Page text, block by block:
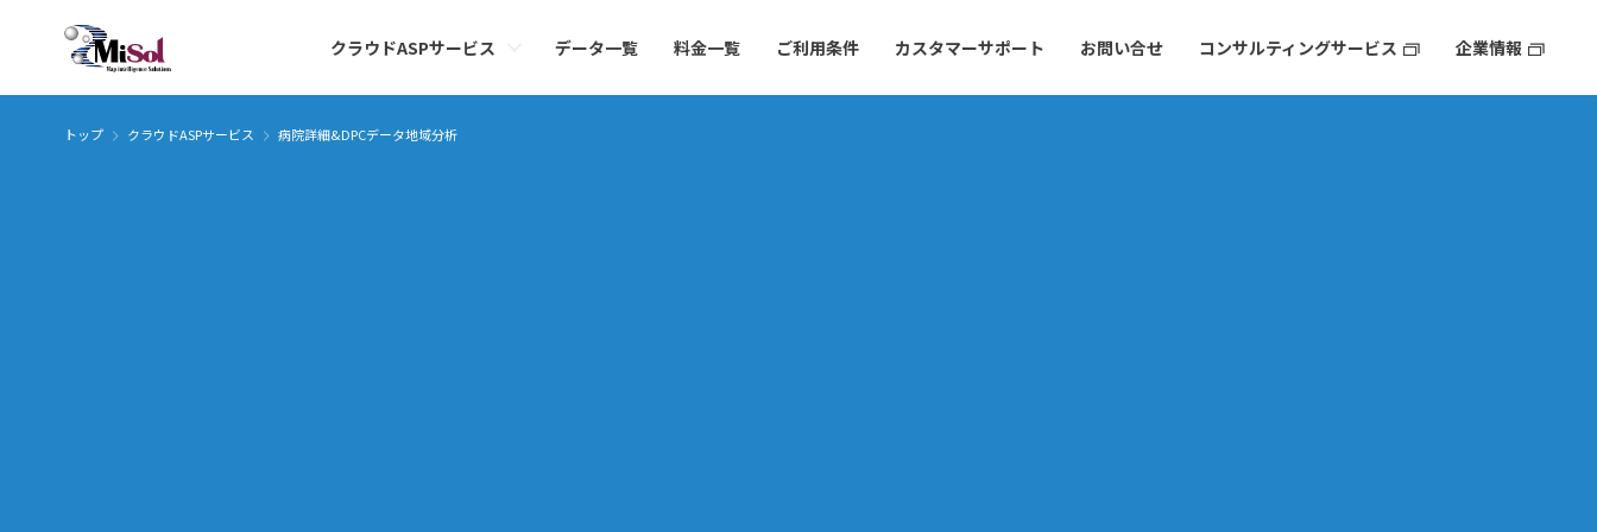
クラウドASPサービス データ一覧 料金一覧 ご利用条件 カスタマーサポート お問い合せ コンサルティングサービス 企業情報
トップ クラウドASPサービス 病院詳細&DPCデータ地域分析